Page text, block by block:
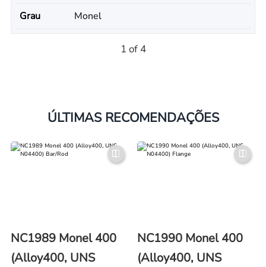
Grau Monel
1 of 4
ÚLTIMAS RECOMENDAÇÕES
NC1989 Monel 400
(Alloy400, UNS
NC1990 Monel 400
(Alloy400, UNS